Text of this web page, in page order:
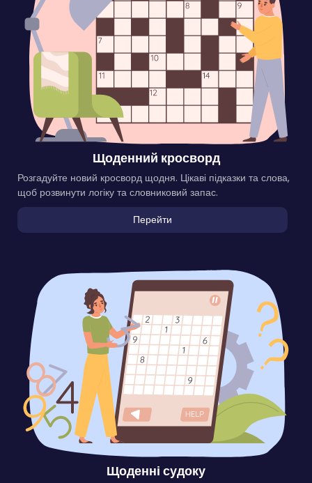
Щоденний кросворд
Розгадуйте новий кросворд щодня. Цікаві підказки та слова,
щоб розвинути логіку та словниковий запас.
Перейти
Щоденні судоку